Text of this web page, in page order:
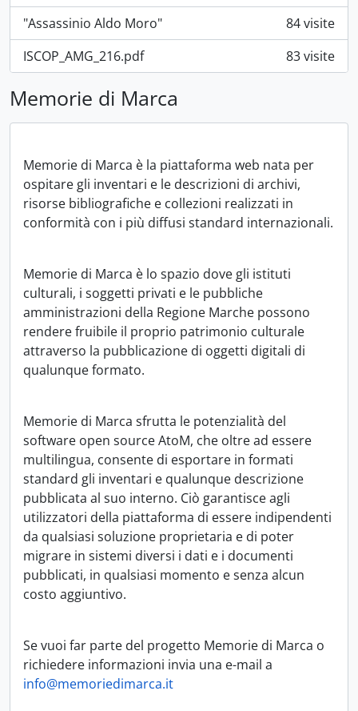
"Assassinio Aldo Moro"
84 visite
ISCOP_AMG_216.pdf
83 visite
Memorie di Marca
Memorie di Marca è la piattaforma web nata per
ospitare gli inventari e le descrizioni di archivi,
risorse bibliografiche e collezioni realizzati in
conformità con i più diffusi standard internazionali.
Memorie di Marca è lo spazio dove gli istituti
culturali, i soggetti privati e le pubbliche
amministrazioni della Regione Marche possono
rendere fruibile il proprio patrimonio culturale
attraverso la pubblicazione di oggetti digitali di
qualunque formato.
Memorie di Marca sfrutta le potenzialità del
software open source AtoM, che oltre ad essere
multilingua, consente di esportare in formati
standard gli inventari e qualunque descrizione
pubblicata al suo interno. Ciò garantisce agli
utilizzatori della piattaforma di essere indipendenti
da qualsiasi soluzione proprietaria e di poter
migrare in sistemi diversi i dati e i documenti
pubblicati, in qualsiasi momento e senza alcun
costo aggiuntivo.
Se vuoi far parte del progetto Memorie di Marca o
richiedere informazioni invia una e-mail a
info@memoriedimarca.it